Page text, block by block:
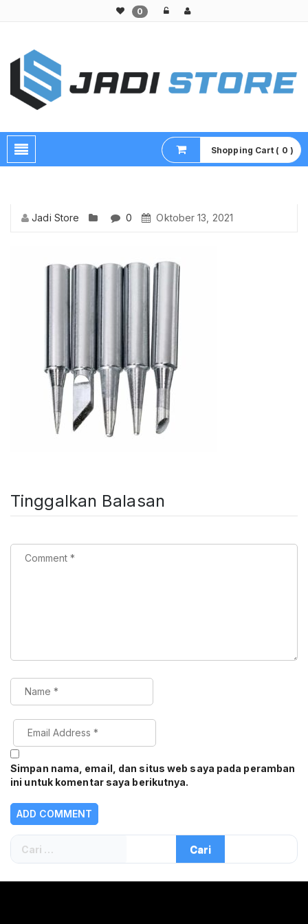
0
Shopping Cart ( 0 )
Jadi Store 0 Oktober 13, 2021
Tinggalkan Balasan
Simpan nama, email, dan situs web saya pada peramban
ini untuk komentar saya berikutnya.
Cari
untuk: